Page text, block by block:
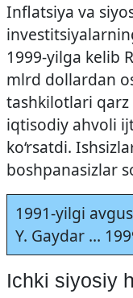
Inflatsiya va
1999-yilga kelib
mlrd dollardan
tashkilotlari qarz
iqtisodiy ahvoli
ko‘rsatdi.
boshpanasizlar
1991-yilgi
Y. Gaydar …
Ichki siyosiy